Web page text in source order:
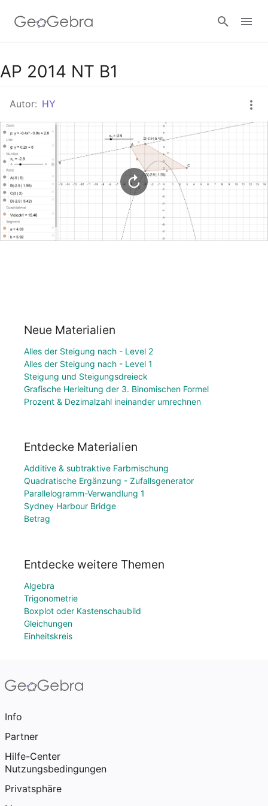
Google Classroom
GeoGebra Classroom
Anmelden
AP 2014 NT B1
Autor: HY
Neue Materialien
Alles der Steigung nach - Level 2
Alles der Steigung nach - Level 1
Steigung und Steigungsdreieck
Grafische Herleitung der 3. Binomischen Formel
Prozent & Dezimalzahl ineinander umrechnen
Entdecke Materialien
Additive & subtraktive Farbmischung
Quadratische Ergänzung - Zufallsgenerator
Parallelogramm-Verwandlung 1
Sydney Harbour Bridge
Betrag
Entdecke weitere Themen
Algebra
Trigonometrie
Boxplot oder Kastenschaubild
Gleichungen
Einheitskreis
Info
Partner
Hilfe-Center
Nutzungsbedingungen
Privatsphäre